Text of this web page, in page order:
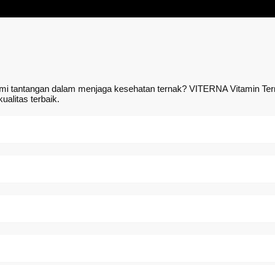
dalam menjaga kesehatan ternak? VITERNA Vitamin
terbaik.